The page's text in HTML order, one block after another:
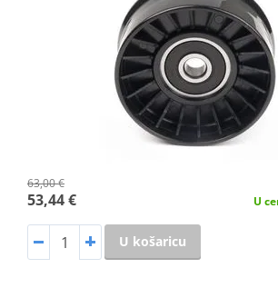
63,00 €
53,44 € U
U košaricu